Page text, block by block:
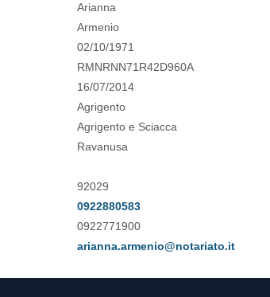
Arianna
Armenio
02/10/1971
RMNRNN71R42D960A
16/07/2014
Agrigento
Agrigento e Sciacca
Ravanusa
92029
0922880583
0922771900
arianna.armenio@notariato.it